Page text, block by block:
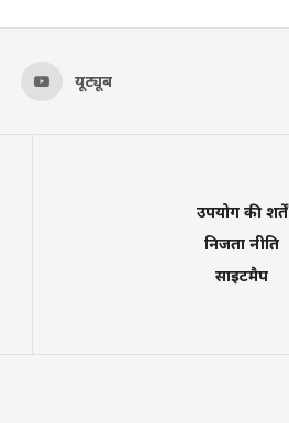
यूट्यूब
उपयोग की शर्तें
निजता नीति
साइटमैप